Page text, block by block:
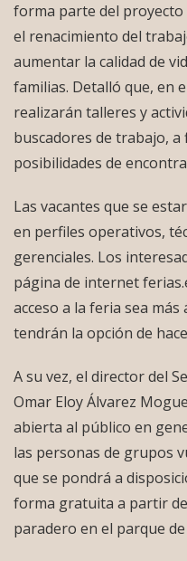
forma parte del
el renacimiento del
aumentar la calidad de
familias. Detalló que, en
realizarán talleres y
buscadores de trabajo,
posibilidades de
Las vacantes que se
en perfiles operativos,
gerenciales. Los
página de internet
acceso a la feria sea
tendrán la opción de
A su vez, el director del
Omar Eloy Álvarez
abierta al público en
las personas de grupos
que se pondrá a
forma gratuita a partir
paradero en el parque de